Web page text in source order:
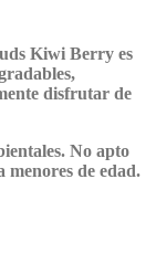
Kiwi Berry es
disfrutar de
No apto
de edad.